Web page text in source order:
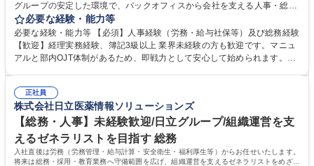
グループの安定した環境で、バックオフィスから会社を支える人事・総務
をお任せします。 労務と総務の業務をバランスよく担当し、ゆくゆくは制
度改定などのコア業務にも挑戦できる、やりがいある環境です。 ■勤怠管
理、給与計算、社会保険手続き、年末調整等の労務管理全般 ■入退社手続
き、社内規定の改定や人事制度改定などのコア業務 ■社内イベントの企画
でも質問・相談できる環境が整っているため、安心して成長できます。 募
集職種 【森ビルG】人事・総務◆賞与5ヶ月◆年休120日◆残業少なめ◆
リモート可
必要な経験・能力等
必要な経験・能力等 【必須】人事経験（労務・給与社保等）及び総務経験
【歓迎】経理実務経験、簿記3級以上 業界未経験の方も歓迎です。マニュ
アルと部内OJT体制があるため、即戦力として安心して始められます。
務に挑戦できるため、自身の成長と組織への貢献度をダイレクトに実感で
きます。 残業少なめ、週1日リモート可など、ワークライフバランスを保
ち長期活躍できる環境です。 「これまでの幅広い経験を活かし、長期的な
キャリアを築きたい」という前向きな意欲と挑戦を全力で応援します。 学
歴・資格 学歴：大学院 大学 高専 短大 専修学校 高校 語学力： 資格：日商
簿記検定1級 日商簿記検定2級 日商簿記検定3級
正社員
株式会社日立医薬情報ソリューションズ
【総務・人事】未経験歓迎/日立グループ/組織運営を支
えるゼネラリストを目指す 総務
入社直後は労務（労務管理・給与計算・安全衛生・福利厚生等）からお任せいたします。
将来は総務・採用・教育業務へ守備範囲を広げ、組織運営を支えるゼネラリストをめざせ